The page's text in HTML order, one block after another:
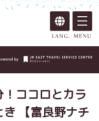
ココロとカラ
【富良野ナチ